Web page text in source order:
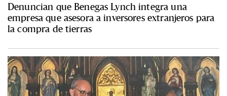
Denuncian que Benegas Lynch integra una
empresa que asesora a inversores extranjeros para
la compra de tierras